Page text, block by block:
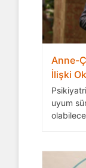
Anne-
İlişki
uyum